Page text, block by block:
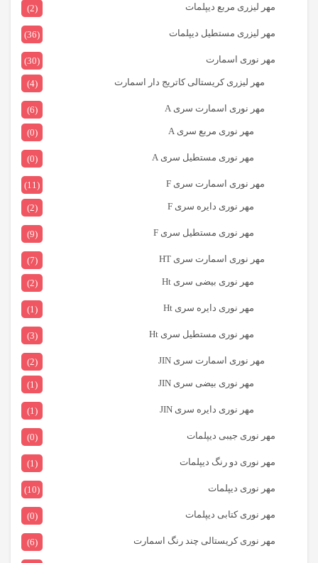
مهر لیزری مربع دیپلمات (2)
مهر لیزری مستطیل دیپلمات (36)
مهر نوری اسمارت
(30)
مهر لیزری کریستالی کاتریج دار اسمارت
(4)
مهر نوری اسمارت سری A
(6)
مهر نوری مربع سری A
(0)
مهر نوری مستطیل سری A (0)
مهر نوری اسمارت سری F
(11)
مهر نوری دایره سری F
(2)
مهر نوری مستطیل سری F (9)
مهر نوری اسمارت سری HT
(7)
مهر نوری بیضی سری Ht
(2)
مهر نوری دایره سری Ht (1)
مهر نوری مستطیل سری Ht (3)
مهر نوری اسمارت سری JIN
(2)
مهر نوری بیضی سری JIN
(1)
مهر نوری دایره سری JIN (1)
مهر نوری جیبی دیپلمات (0)
مهر نوری دو رنگ دیپلمات (1)
مهر نوری دیپلمات (10)
مهر نوری کتابی دیپلمات (0)
مهر نوری کریستالی چند رنگ اسمارت (6)